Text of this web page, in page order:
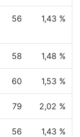
56 1,43 %
58 1,48 %
60 1,53 %
79 2,02 %
56 1,43 %